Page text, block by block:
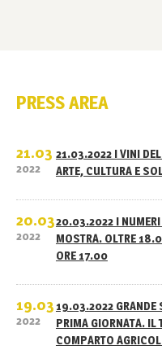
PRESS AREA
21.03
2022
21.03.2022 I VINI
ARTE, CULTURA E
20.03
2022
20.03.2022 I NUMERI
MOSTRA. OLTRE
ORE 17.00
19.03
2022
19.03.2022 GRANDE
PRIMA GIORNATA. IL
COMPARTO